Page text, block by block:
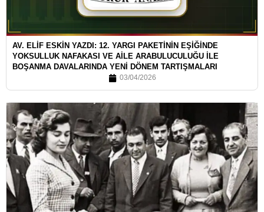
AV. ELİF ESKİN YAZDI: 12. YARGI PAKETİNİN EŞİĞİNDE
YOKSULLUK NAFAKASI VE AİLE ARABULUCULUĞU İLE
BOŞANMA DAVALARINDA YENİ DÖNEM TARTIŞMALARI
03/04/2026